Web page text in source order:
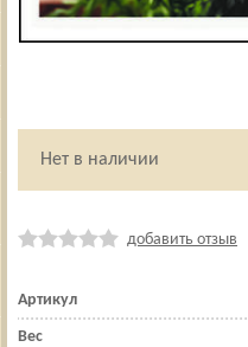
Нет в наличии
добавить отзыв
Артикул
Вес